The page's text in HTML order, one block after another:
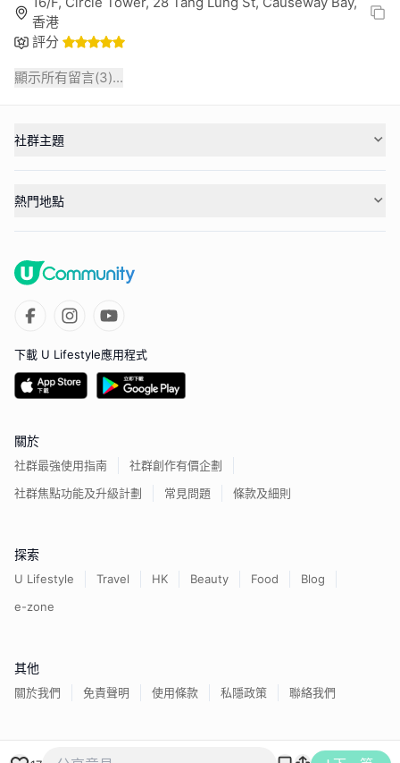
香港
評分
顯示所有留言(3)...
社群主題
熱門地點
下載 U Lifestyle應用程式
關於
社群最強使用指南
社群創作有價企劃
社群焦點功能及升級計劃
常見問題 條款及細則
探索
U Lifestyle Travel HK Beauty Food
Blog
e-zone
其他
關於我們 免責聲明 使用條款 私隱政策 聯絡我們